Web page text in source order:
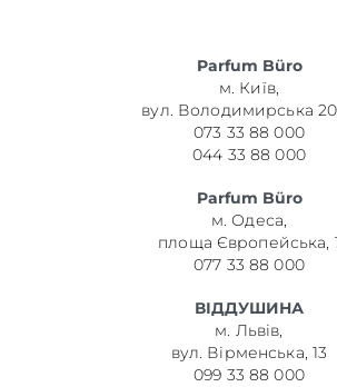
Parfum Büro
м. Київ,
вул. Володимирська
073 33 88 000
044 33 88 000
Parfum Büro
м. Одеса,
площа Європейська,
077 33 88 000
ВІДДУШИНА
м. Львів,
вул. Вірменська, 13
099 33 88 000